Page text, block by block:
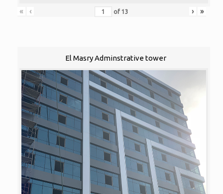
« ‹ of 13 › »
El Masry Adminstrative tower